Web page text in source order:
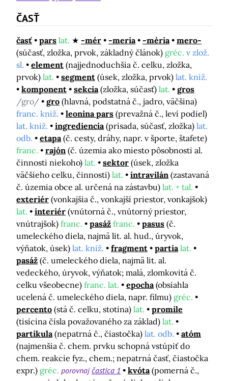
ČASŤ
časť pars lat. -mér -meria -méria
mero-
(súčasť, zložka, prvok, základný článok) gréc. v zlož.
sl.
element (najjednoduchšia č. celku, zložka,
prvok) lat. segment (úsek, zložka, prvok) lat. kniž.
komponent
sekcia (zložka, súčasť) lat.
gros
/gro/
gro (hlavná, podstatná č., jadro, väčšina)
franc. kniž.
leonina pars (prevažná č., leví podiel)
lat. kniž.
ingrediencia (prísada, súčasť, zložka) lat.
odb.
etapa (č. cesty, dráhy, napr. v športe, štafete)
franc.
rajón (č. územia ako miesto pôsobnosti al.
činnosti niekoho) lat. sektor (úsek, zložka
väčšieho celku, činnosti) lat. intravilán (zastavaná
č. územia obce al. určená na zástavbu) lat. + tal.
exteriér (vonkajšia č., vonkajší priestor, vonkajšok)
lat.
interiér (vnútorná č., vnútorný priestor,
vnútrajšok) franc. pasáž franc. pasus (č.
umeleckého diela, najmä lit. al. hud., úryvok,
výňatok, úsek) lat. kniž. fragment partia lat.
pasáž (č. umeleckého diela, najmä lit. al.
vedeckého, úryvok, výňatok; malá, zlomkovitá č.
celku všeobecne) franc. lat. epocha (obsiahla
ucelená č. umeleckého diela, napr. filmu) gréc.
percento (stá č. celku, stotina) lat.
promile
(tisícina čísla považovaného za základ) lat.
partikula (nepatrná č., čiastočka) lat. odb.
atóm
(najmenšia č. chem. prvku schopná vstúpiť do
chem. reakcie fyz., chem.; nepatrná časť, čiastočka
expr.) gréc. porovnajčastica 1 kvóta (pomerná č.,